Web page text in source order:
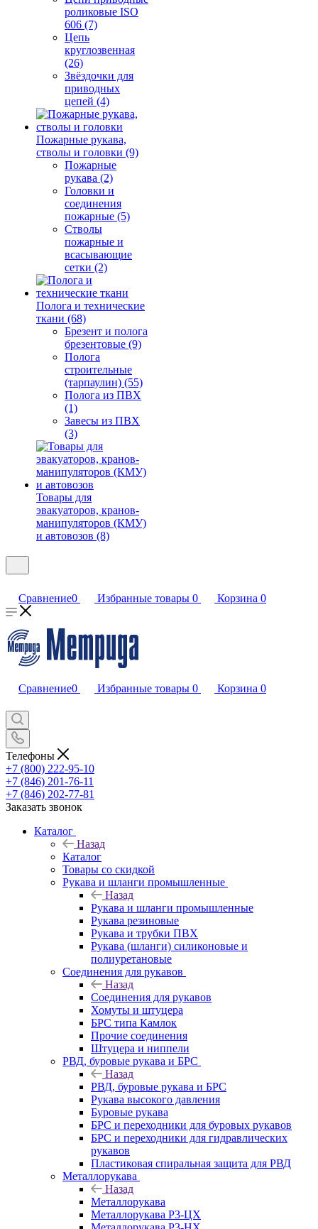
роликовые ISO
606 (7)
Цепь
круглозвенная
(26)
Звёздочки для
приводных
цепей (4)
Пожарные рукава,
стволы и головки (9)
Пожарные
рукава (2)
Головки и
соединения
пожарные (5)
Стволы
пожарные и
всасывающие
сетки (2)
Полога и технические
ткани (68)
Брезент и полога
брезентовые (9)
Полога
строительные
(тарпаулин) (55)
Полога из ПВХ
(1)
Завесы из ПВХ
(3)
Товары для
эвакуаторов, кранов-
манипуляторов (КМУ)
и автовозов (8)
Сравнение0 Избранные товары 0 Корзина 0
Сравнение0 Избранные товары 0 Корзина 0
Телефоны
+7 (800) 222-95-10
+7 (846) 201-76-11
+7 (846) 202-77-81
Заказать звонок
Каталог
Назад
Каталог
Товары со скидкой
Рукава и шланги промышленные
Назад
Рукава и шланги промышленные
Рукава резиновые
Рукава и трубки ПВХ
Рукава (шланги) силиконовые и
полиуретановые
Соединения для рукавов
Назад
Соединения для рукавов
Хомуты и штуцера
БРС типа Камлок
Прочие соединения
Штуцера и ниппели
РВД, буровые рукава и БРС
Назад
РВД, буровые рукава и БРС
Рукава высокого давления
Буровые рукава
БРС и переходники для буровых рукавов
БРС и переходники для гидравлических
рукавов
Пластиковая спиральная защита для РВД
Металлорукава
Назад
Металлорукава
Металлорукава Р3-ЦХ